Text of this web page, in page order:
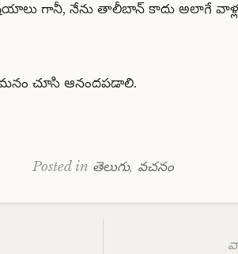
గానీ, నేను తాలీబాన్ కాదు అలాగే వాళ్ల
మనం చూసి ఆనందపడాలి.
Posted in తెలుగు, వచనం